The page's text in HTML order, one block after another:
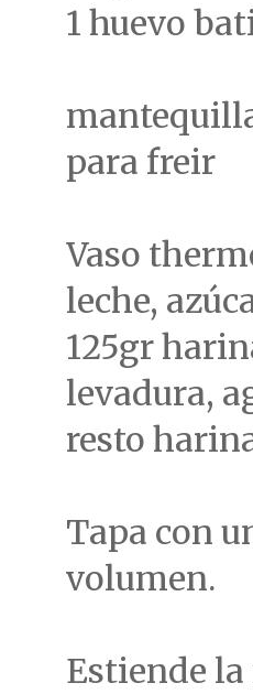
1 huevo
para freir
Vaso
leche,
125gr
levadura,
resto
Tapa con
volumen.
Estiende